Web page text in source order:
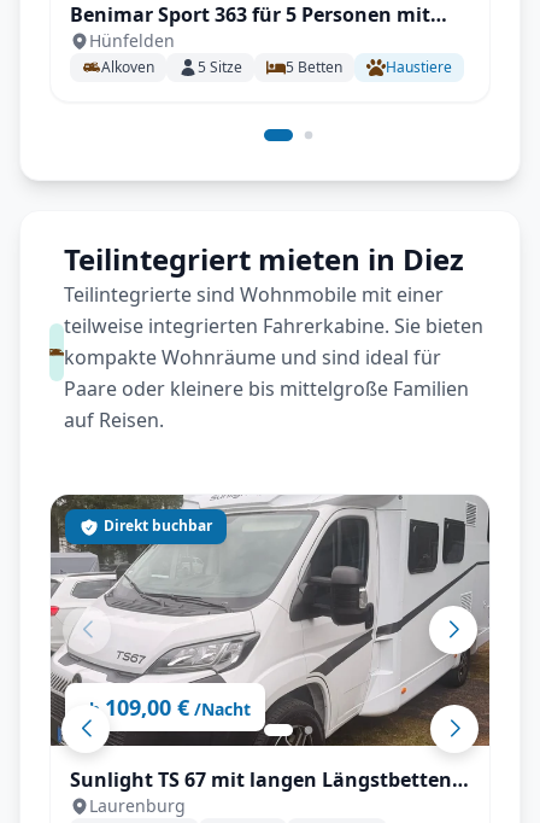
Benimar Sport 363 für 5 Personen mit
Hünfelden
Alkoven 5Sitze 5 Betten Haustiere
Teilintegriert mieten in Diez
Teilintegrierte sind Wohnmobile mit einer
teilweise integrierten Fahrerkabine. Sie bieten
kompakte Wohnräume und sind ideal für
Paare oder kleinere bis mittelgroße Familien
auf Reisen.
ab 109,00 € /Nacht
Direkt buchbar
Sunlight TS 67 mit langen Längstbetten
und voll Autrak, Automatik
Laurenburg